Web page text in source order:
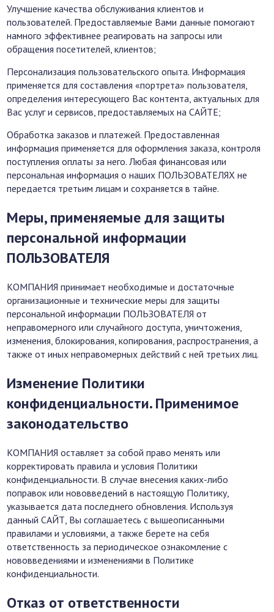
Улучшение качества обслуживания клиентов и
пользователей. Предоставляемые Вами данные помогают
намного эффективнее реагировать на запросы или
обращения посетителей, клиентов;
Персонализация пользовательского опыта. Информация
применяется для составления «портрета» пользователя,
определения интересующего Вас контента, актуальных для
Вас услуг и сервисов, предоставляемых на САЙТЕ;
Обработка заказов и платежей. Предоставленная
информация применяется для оформления заказа, контроля
поступления оплаты за него. Любая финансовая или
персональная информация о наших ПОЛЬЗОВАТЕЛЯХ не
передается третьим лицам и сохраняется в тайне.
Меры, применяемые для защиты
персональной информации
ПОЛЬЗОВАТЕЛЯ
КОМПАНИЯ принимает необходимые и достаточные
организационные и технические меры для защиты
персональной информации ПОЛЬЗОВАТЕЛЯ от
неправомерного или случайного доступа, уничтожения,
изменения, блокирования, копирования, распространения, а
также от иных неправомерных действий с ней третьих лиц.
Изменение Политики
конфиденциальности. Применимое
законодательство
КОМПАНИЯ оставляет за собой право менять или
корректировать правила и условия Политики
конфиденциальности. В случае внесения каких-либо
поправок или нововведений в настоящую Политику,
указывается дата последнего обновления. Используя
данный САЙТ, Вы соглашаетесь с вышеописанными
правилами и условиями, а также берете на себя
ответственность за периодическое ознакомление с
нововведениями и изменениями в Политике
конфиденциальности.
Отказ от ответственности